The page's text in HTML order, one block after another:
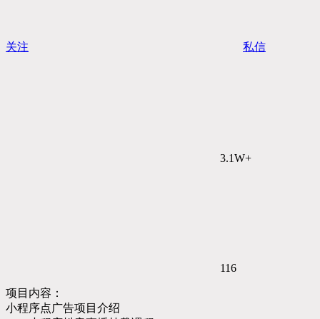
关注 私信
3.1W+
116
项目内容：
小程序点广告项目介绍